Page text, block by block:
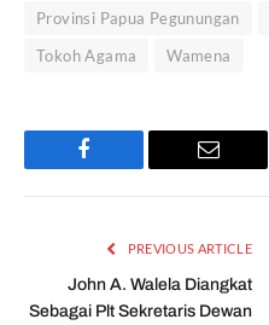
Provinsi Papua Pegunungan
Tokoh Agama
Wamena
Facebook Email
PREVIOUS ARTICLE
John A. Walela Diangkat
Sebagai Plt Sekretaris Dewan